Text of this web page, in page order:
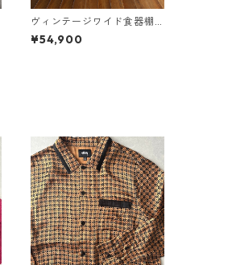
ヴィンテージワイド食器棚
【GCK-18120】
¥54,900